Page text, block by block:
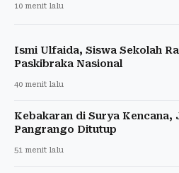
10 menit lalu
Ismi Ulfaida, Siswa Sekolah
Paskibraka Nasional
40 menit lalu
Kebakaran di Surya Kencana,
Pangrango Ditutup
51 menit lalu